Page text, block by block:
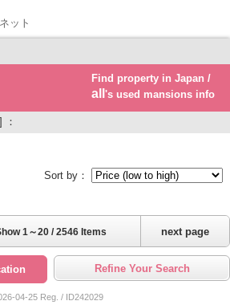
Find property in Japan /
all 's used mansions info
Sort by：
next page
1～20 / 2546 Items
Refine Your Search
04-25 Reg. / ID242029